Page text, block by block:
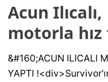
Acun
motorla
&#160;ACUN ILICALI
YAPTI